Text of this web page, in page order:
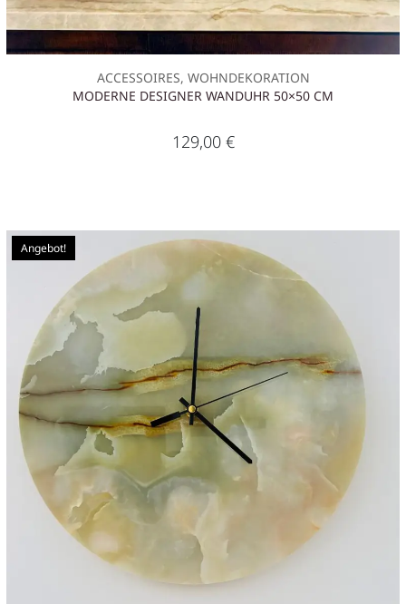
ACCESSOIRES, WOHNDEKORATION
MODERNE DESIGNER WANDUHR 50×50 CM
129,00 €
Angebot!